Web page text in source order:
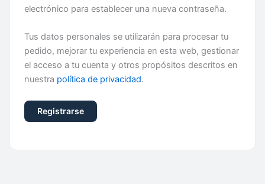
electrónico para establecer una nueva contraseña.
Tus datos personales se utilizarán para procesar tu
pedido, mejorar tu experiencia en esta web, gestionar
el acceso a tu cuenta y otros propósitos descritos en
nuestra política de privacidad.
Registrarse